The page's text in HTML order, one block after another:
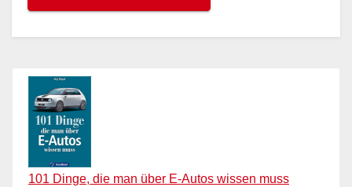
101 Dinge, die man über E-Autos wissen muss